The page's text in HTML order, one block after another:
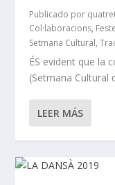
Publicado por
Col·laboracions,
Setmana Cultural,
ÉS evident que la
(Setmana Cultural
LEER MÁS